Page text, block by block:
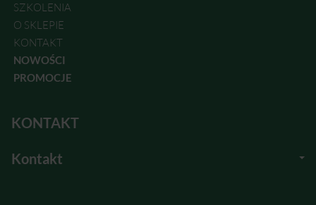
SZKOLENIA
O SKLEPIE
KONTAKT
NOWOŚCI
PROMOCJE
KONTAKT
Kontakt